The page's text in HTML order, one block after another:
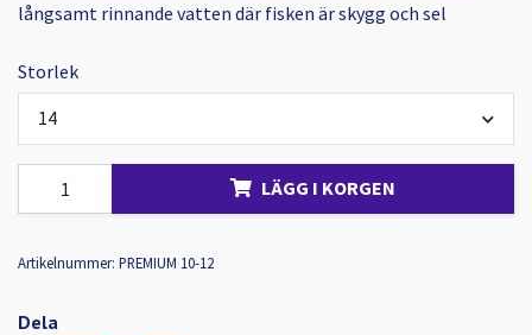
långsamt rinnande vatten där fisken är skygg och sel
Storlek
14
LÄGG I KORGEN
Artikelnummer: PREMIUM 10-12
Dela